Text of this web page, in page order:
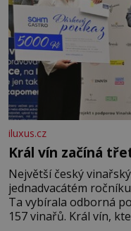
iluxus.cz
Král vín začíná
Největší český
jednadvacátém
Ta vybírala odborná
157 vinařů. Král